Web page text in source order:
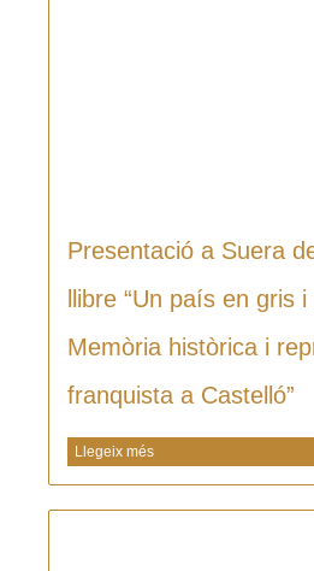
Presentació a Suera
llibre “Un país en gris
Memòria històrica i
franquista a Castelló”
Llegeix més